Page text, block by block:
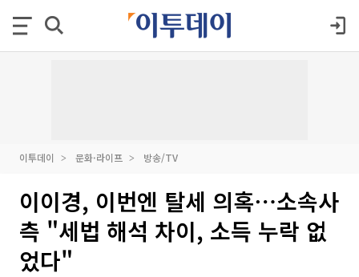
이투데이 문화·라이프 방송/TV
이이경, 이번엔 탈세 의혹⋯소속사
측 "세법 해석 차이, 소득 누락 없
었다"